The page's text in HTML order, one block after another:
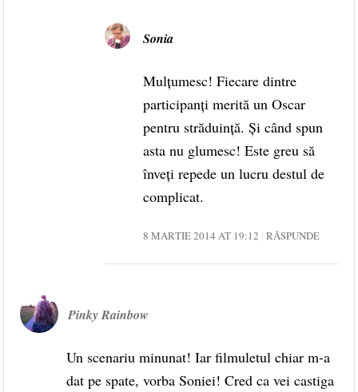
Sonia
Mulțumesc! Fiecare dintre
participanți merită un Oscar
pentru străduință. Și când spun
asta nu glumesc! Este greu să
înveți repede un lucru destul de
complicat.
8 MARTIE 2014 AT 19:12 RĂSPUNDE
Pinky Rainbow
Un scenariu minunat! Iar filmuletul chiar m-a
dat pe spate, vorba Soniei! Cred ca vei castiga